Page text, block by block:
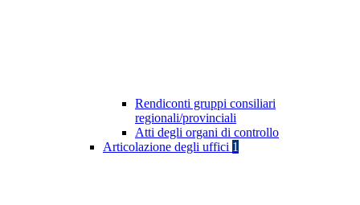
Rendiconti gruppi consiliari
regionali/provinciali
Atti degli organi di controllo
Articolazione degli uffici 1